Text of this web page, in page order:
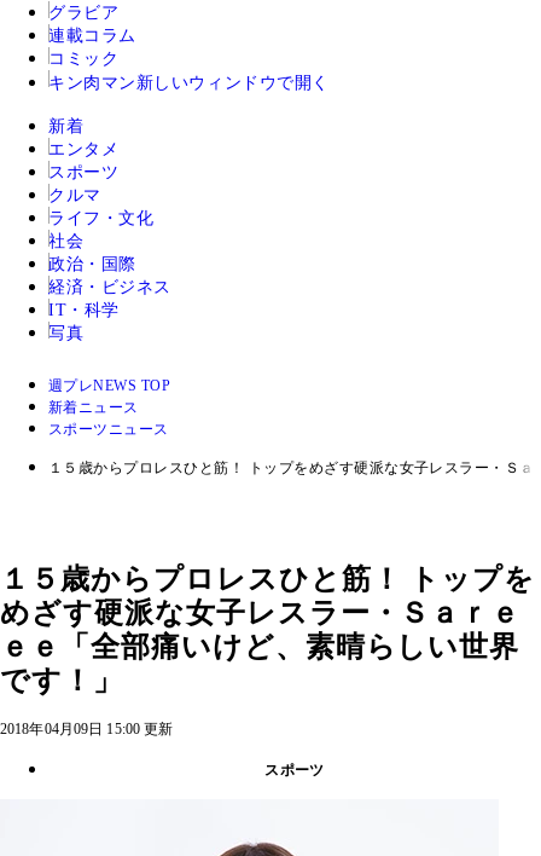
グラビア
連載コラム
コミック
キン肉マン 新しいウィンドウで開く
新着
エンタメ
スポーツ
クルマ
ライフ・文化
社会
政治・国際
経済・ビジネス
IT・科学
写真
週プレNEWS TOP
新着ニュース
スポーツニュース
１５歳からプロレスひと筋！ トップをめざす硬派な女子レスラー・Ｓ
１５歳からプロレスひと筋！ トップを
めざす硬派な女子レスラー・Ｓａｒｅ
ｅｅ「全部痛いけど、素晴らしい世界
です！」
2018年04月09日 15:00 更新
スポーツ